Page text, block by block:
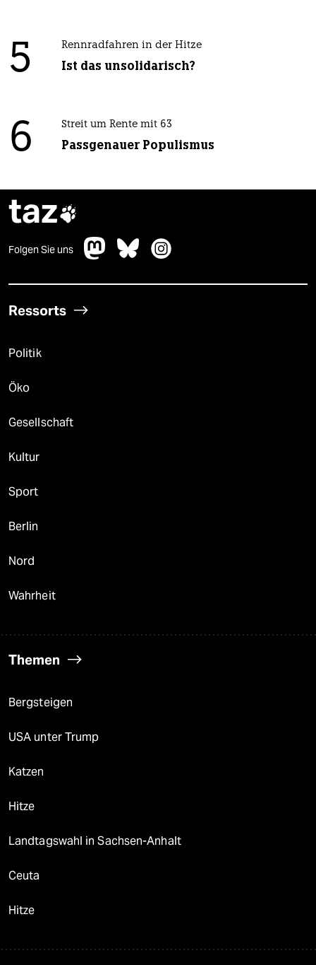
5
Rennradfahren in der Hitze
Ist das unsolidarisch?
6 Streit um Rente mit 63
Passgenauer Populismus
taz
Folgen Sie uns
Ressorts
Politik
Öko
Gesellschaft
Kultur
Sport
Berlin
Nord
Wahrheit
Themen
Bergsteigen
USA unter Trump
Katzen
Hitze
Landtagswahl in Sachsen-Anhalt
Ceuta
Hitze